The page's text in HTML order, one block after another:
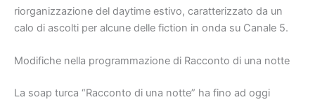
riorganizzazione del daytime estivo, caratterizzato da un
calo di ascolti per alcune delle fiction in onda su Canale 5.
Modifiche nella programmazione di Racconto di una notte
La soap turca “Racconto di una notte” ha fino ad oggi